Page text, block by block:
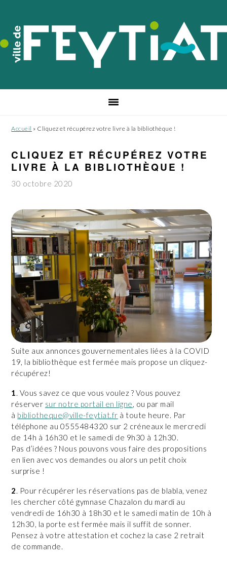
navigation
principale
contenu
principal
pied
de
page
Accueil » Cliquez et récupérez votre livre à la bibliothèque !
CLIQUEZ ET RÉCUPÉREZ VOTRE
LIVRE À LA BIBLIOTHÈQUE !
30 octobre 2020
Suite aux annonces gouvernementales liées à la COVID
19, la bibliothèque est fermée mais propose un cliquez-
récupérez!
1. Vous savez ce que vous voulez ? Vous pouvez
réserver sur notre portail en ligne, ou par mail
à bibliotheque@ville-feytiat.fr à toute heure. Par
téléphone au 0555484320 sur 2 créneaux le mercredi
de 14h à 16h30 et le samedi de 9h30 à 12h30.
Pas d’idées ? Nous pouvons vous faire des propositions
en lien avec vos demandes ou alors un petit choix
surprise !
2. Pour récupérer les réservations pas de blabla, venez
les chercher côté gymnase Chazalon du mardi au
vendredi de 16h30 à 18h30 et le samedi matin de 10h à
12h30, la porte est fermée mais il suffit de sonner.
Pensez à votre attestation et cochez la case 2 retrait
de commande.